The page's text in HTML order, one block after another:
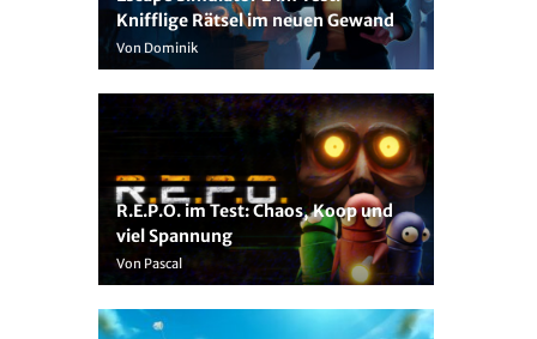
Knifflige Rätsel im neuen Gewand
Von Dominik
R.E.P.O. im Test: Chaos, Koop und
viel Spannung
Von Pascal